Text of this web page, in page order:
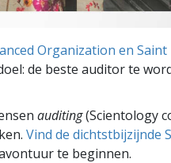
Organization en
de beste auditor te
auditing(Scientology
Vind de dichtstbijzijnde
te beginnen.